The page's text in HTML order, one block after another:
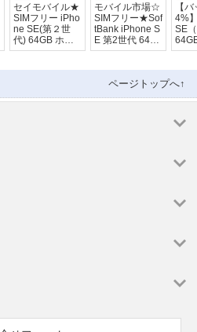
セイモバイル★
SIMフリー iPho
ne SE(第２世
代) 64GB ホワ
イト
モバイル市場☆
SIMフリー★Sof
tBank iPhone S
E 第2世代 64G
B☆ホワイト★
【
4%
SE
ク
モ版
ページトップへ↑